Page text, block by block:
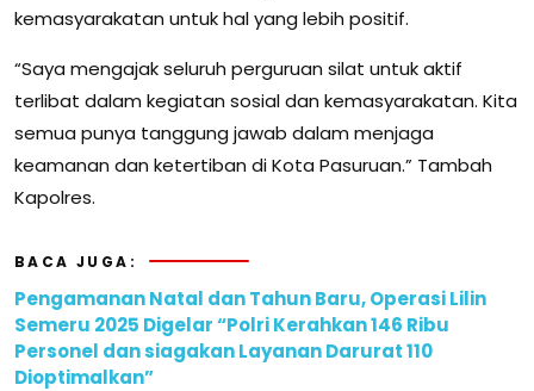
kemasyarakatan untuk hal yang lebih positif.
“Saya mengajak seluruh perguruan silat untuk aktif
terlibat dalam kegiatan sosial dan kemasyarakatan. Kita
semua punya tanggung jawab dalam menjaga
keamanan dan ketertiban di Kota Pasuruan.” Tambah
Kapolres.
BACA JUGA:
Pengamanan Natal dan Tahun Baru, Operasi Lilin
Semeru 2025 Digelar “Polri Kerahkan 146 Ribu
Personel dan siagakan Layanan Darurat 110
Dioptimalkan”